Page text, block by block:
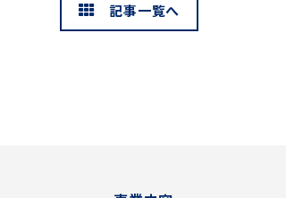
記事一覧へ